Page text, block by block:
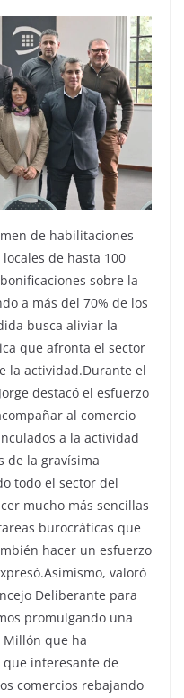
de habilitaciones
de hasta 100
sobre la
a más del 70% de los
busca aliviar la
que afronta el sector
la actividad.Durante el
destacó el esfuerzo
al comercio
a la actividad
de la gravísima
todo el sector del
mucho más sencillas
burocráticas que
hacer un esfuerzo
valoró
Deliberante para
promulgando una
Millón que ha
interesante de
comercios rebajando